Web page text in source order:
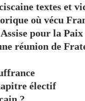
textes et
où vécu
pour la Paix
réunion de
électif